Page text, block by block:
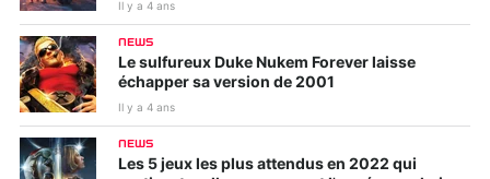
Il y a 4 ans
NEWS
Le sulfureux Duke Nukem Forever laisse
échapper sa version de 2001
Il y a 4 ans
NEWS
Les 5 jeux les plus attendus en 2022 qui